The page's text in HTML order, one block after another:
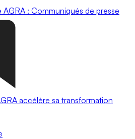
AGRA : Communiqués de presse
accélère sa transformation